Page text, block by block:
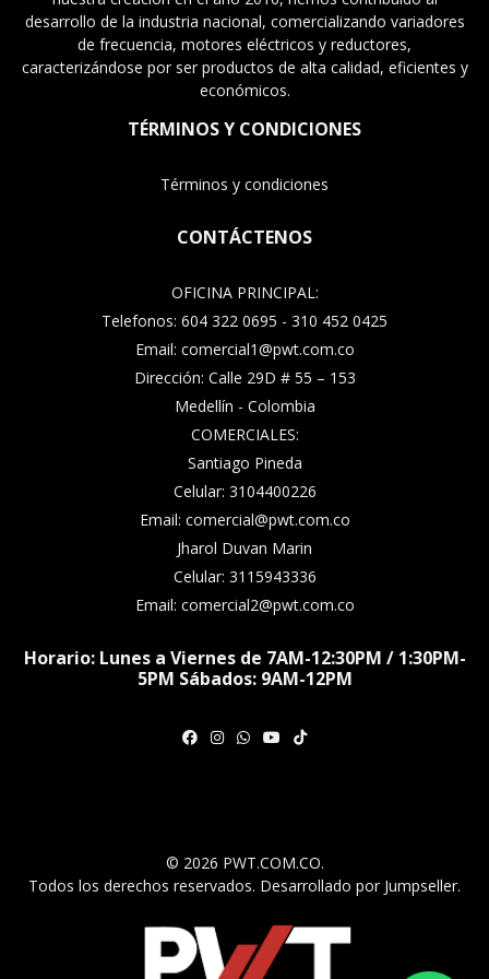
desarrollo de la industria nacional, comercializando variadores
de frecuencia, motores eléctricos y reductores,
caracterizándose por ser productos de alta calidad, eficientes y
económicos.
TÉRMINOS Y CONDICIONES
Términos y condiciones
CONTÁCTENOS
OFICINA PRINCIPAL:
Telefonos: 604 322 0695 - 310 452 0425
Email: comercial1@pwt.com.co
Dirección: Calle 29D # 55 – 153
Medellín - Colombia
COMERCIALES:
Santiago Pineda
Celular: 3104400226
Email: comercial@pwt.com.co
Jharol Duvan Marin
Celular: 3115943336
Email: comercial2@pwt.com.co
Horario: Lunes a Viernes de 7AM-12:30PM / 1:30PM-
5PM Sábados: 9AM-12PM
© 2026 PWT.COM.CO.
Todos los derechos reservados. Desarrollado por Jumpseller.